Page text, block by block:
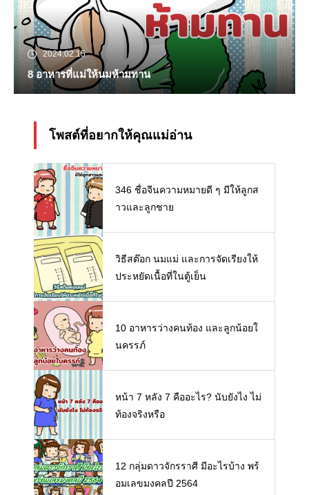
2024.02.15
8 อาหารที่แม่ให้นมห้ามทาน
โพสต์ที่อยากให้คุณแม่อ่าน
346 ชื่อจีนความหมายดี ๆ มีให้ลูกส
าวและลูกชาย
วิธีสต๊อก นมแม่ และการจัดเรียงให้
ประหยัดเนื้อที่ในตู้เย็น
10 อาหารว่างคนท้อง และลูกน้อยใ
นครรภ์
หน้า 7 หลัง 7 คืออะไร? นับยังไง ไม่
ท้องจริงหรือ
12 กลุ่มดาวจักรราศี มีอะไรบ้าง พร้
อมเลขมงคลปี 2564